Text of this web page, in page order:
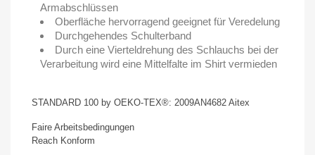
Armabschlüssen
Oberfläche hervorragend geeignet für Veredelung
Durchgehendes Schulterband
Durch eine Vierteldrehung des Schlauchs bei der
Verarbeitung wird eine Mittelfalte im Shirt vermieden
STANDARD 100 by OEKO-TEX®: 2009AN4682 Aitex
Faire Arbeitsbedingungen
Reach Konform